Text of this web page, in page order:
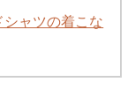
ャツの着こな